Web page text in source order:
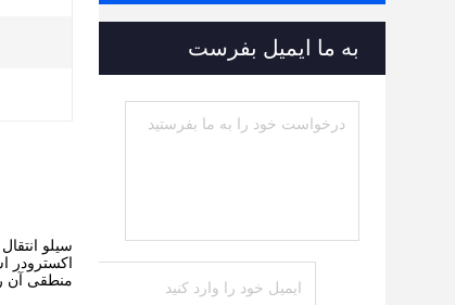
به ما ایمیل بفرست
سیلو
اکسترودر
منطقی آن